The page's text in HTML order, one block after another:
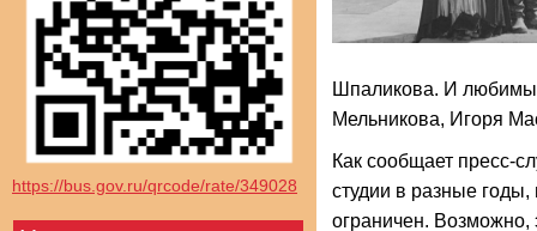
https://bus.gov.ru/qrcode/rate/349028
Шпаликова. И
Мельникова, Игоря
Как сообщает пресс-
студии в разные годы,
ограничен. Возможно,